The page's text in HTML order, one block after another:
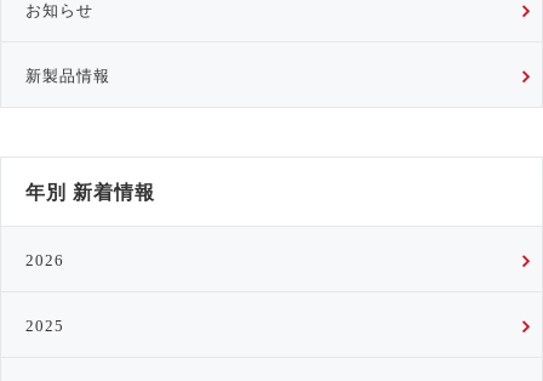
お知らせ
新製品情報
年別 新着情報
2026
2025